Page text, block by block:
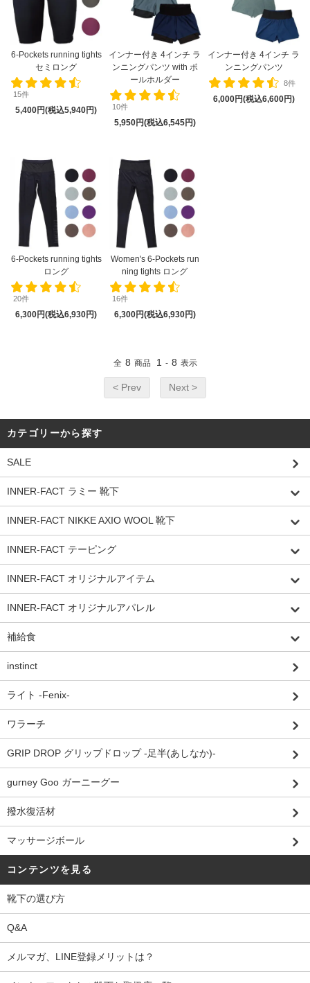
6-Pockets running tights
セミロング
15件
5,400円(税込5,940円)
インナー付き 4インチ ラ
ンニングパンツ with ポ
ールホルダー
10件
5,950円(税込6,545円)
インナー付き 4インチ ラ
ンニングパンツ
8件
6,000円(税込6,600円)
6-Pockets running tights
ロング
20件
6,300円(税込6,930円)
Women's 6-Pockets run
ning tights ロング
16件
6,300円(税込6,930円)
全 8 商品 1 - 8 表示
< Prev Next >
カテゴリーから探す
SALE
INNER-FACT ラミー 靴下
INNER-FACT NIKKE AXIO WOOL 靴下
INNER-FACT テーピング
INNER-FACT オリジナルアイテム
INNER-FACT オリジナルアパレル
補給食
instinct
ライト -Fenix-
ワラーチ
GRIP DROP グリップドロップ -足半(あしなか)-
gurney Goo ガーニーグー
撥水復活材
マッサージボール
コンテンツを見る
靴下の選び方
Q&A
メルマガ、LINE登録メリットは？